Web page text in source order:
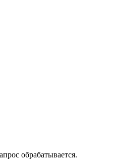
обрабатывается.